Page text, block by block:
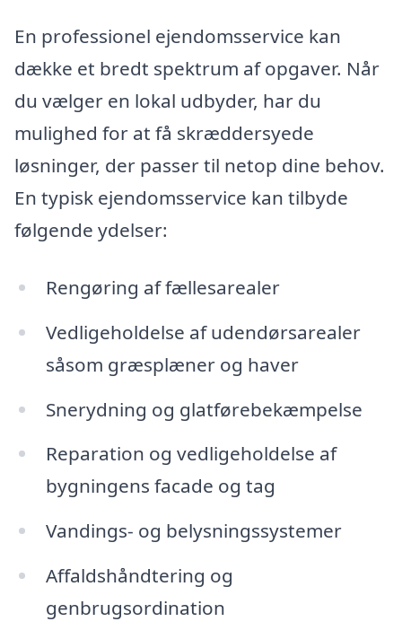
En professionel ejendomsservice kan
dække et bredt spektrum af opgaver. Når
du vælger en lokal udbyder, har du
mulighed for at få skræddersyede
løsninger, der passer til netop dine behov.
En typisk ejendomsservice kan tilbyde
følgende ydelser:
Rengøring af fællesarealer
Vedligeholdelse af udendørsarealer
såsom græsplæner og haver
Snerydning og glatførebekæmpelse
Reparation og vedligeholdelse af
bygningens facade og tag
Vandings- og belysningssystemer
Affaldshåndtering og
genbrugsordination